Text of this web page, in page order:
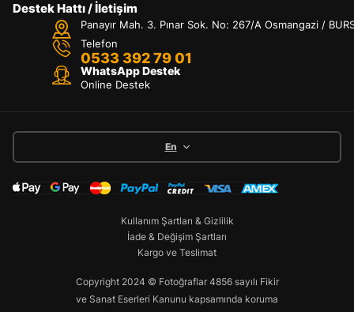
Destek Hattı / İletişim
Panayır Mah. 3. Pınar Sok. No: 267/A Osmangazi /
Telefon
0533 392 79 01
WhatsApp Destek
Online Destek
En
Copyright 2024 © Fotoğraflar 4856 sayılı Fikir
ve Sanat Eserleri Kanunu kapsamında koruma
Kullanım Şartları & Gizlilik
İade & Değişim Şartları
Kargo ve Teslimat